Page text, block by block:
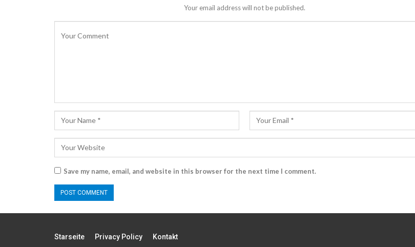
Your email address will not be published.
Save my name, email, and website in this browser for the next time I comment.
Starseite Privacy Policy Kontakt